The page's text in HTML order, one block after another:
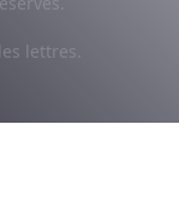
lettres.